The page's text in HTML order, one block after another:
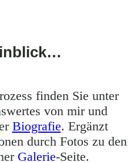
finden Sie unter
von mir und
Biografie. Ergänzt
durch Fotos zu den
Galerie-Seite.